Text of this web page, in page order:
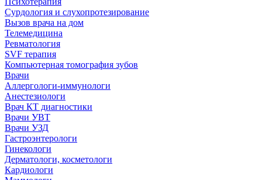
Сурдология и слухопротезирование
Вызов врача на дом
Телемедицина
Ревматология
SVF терапия
Компьютерная томография зубов
Врачи
Аллергологи-иммунологи
Анестезиологи
Врач КТ диагностики
Врачи УВТ
Врачи УЗД
Гастроэнтерологи
Гинекологи
Дерматологи, косметологи
Кардиологи